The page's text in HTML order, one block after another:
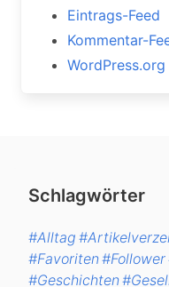
Eintrags-Feed
Kommentar-
WordPress.org
Schlagwörter
#Alltag
#Favoriten#Follower
#Geschichten